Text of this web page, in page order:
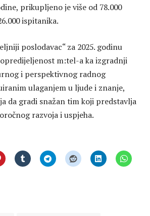
prikupljeno je više od 78.000
ispitanika.
poslodavac“ za 2025. godinu
m:tel-a ka izgradnji
i perspektivnog radnog
ulaganjem u ljude i znanje,
da gradi snažan tim koji predstavlja
razvoja i uspjeha.